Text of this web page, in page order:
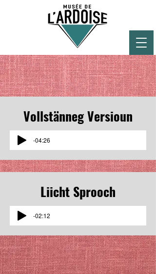
Vollstänneg Versioun
-04:26
Liicht Sprooch
-02:12